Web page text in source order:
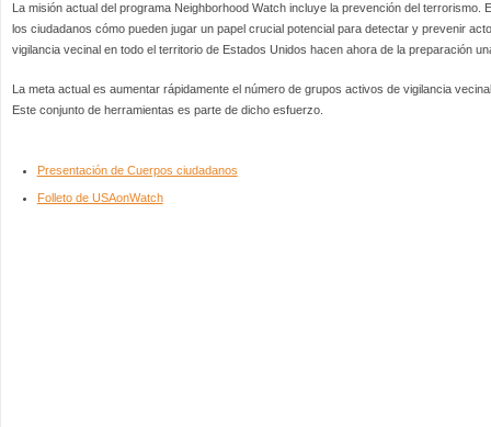
La misión actual del programa Neighborhood Watch incluye la prevención del terrorismo.
los ciudadanos cómo pueden jugar un papel crucial potencial para detectar y prevenir
vigilancia vecinal en todo el territorio de Estados Unidos hacen ahora de la preparación
La meta actual es aumentar rápidamente el número de grupos activos de vigilancia
Este conjunto de herramientas es parte de dicho esfuerzo.
Presentación de Cuerpos ciudadanos
Folleto de USAonWatch